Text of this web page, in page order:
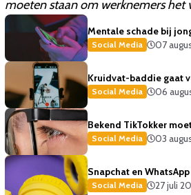
moeten staan om werknemers het
Mentale schade bij
Social Media 07
Kruidvat-baddie gaat
Social Media 06
Bekend TikTokker
Social Media 03
Snapchat en
Social Media 27 juli